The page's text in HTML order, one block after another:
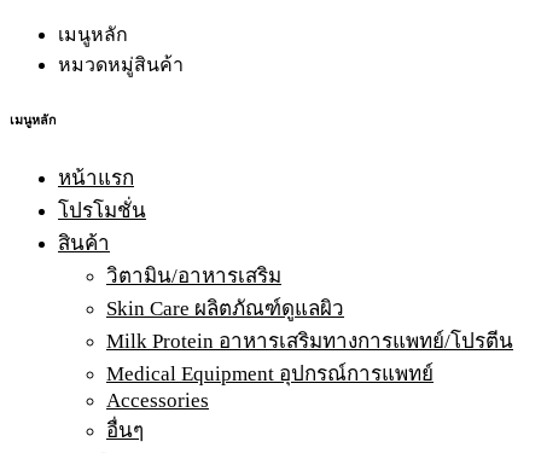
เมนูหลัก
หมวดหมู่สินค้า
เมนูหลัก
หน้าแรก
โปรโมชั่น
สินค้า
วิตามิน/อาหารเสริม
Skin Care ผลิตภัณฑ์ดูแลผิว
Milk Protein อาหารเสริมทางการแพทย์/โปรตีน
Medical Equipment อุปกรณ์การแพทย์
Accessories
อื่นๆ